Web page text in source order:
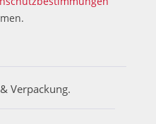
Verpackung.